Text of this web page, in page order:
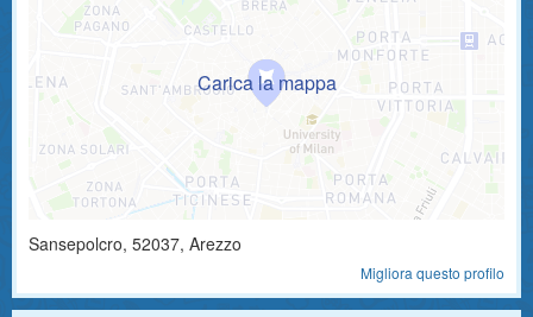
Sansepolcro, 52037, Arezzo
Migliora questo profilo